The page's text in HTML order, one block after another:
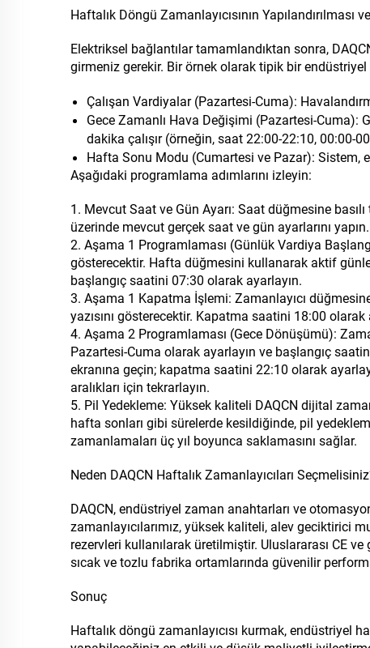
Haftalık Döngü Zamanlayıcısının Yapılandırılması
Elektriksel bağlantılar tamamlandıktan sonra,
girmeniz gerekir. Bir örnek olarak tipik bir endüstriyel
Çalışan Vardiyalar (Pazartesi-Cuma):
Gece Zamanlı Hava Değişimi (Pazartesi-Cuma):
dakika çalışır (örneğin, saat 22:00-22:10, 00:00-
Hafta Sonu Modu (Cumartesi ve Pazar): Sistem,
Aşağıdaki programlama adımlarını izleyin:
1. Mevcut Saat ve Gün Ayarı: Saat düğmesine
üzerinde mevcut gerçek saat ve gün ayarlarını yapın.
2. Aşama 1 Programlaması (Günlük Vardiya
gösterecektir. Hafta düğmesini kullanarak aktif
başlangıç saatini 07:30 olarak ayarlayın.
3. Aşama 1 Kapatma İşlemi: Zamanlayıcı
yazısını gösterecektir. Kapatma saatini 18:00 olarak
4. Aşama 2 Programlaması (Gece Dönüşümü):
Pazartesi-Cuma olarak ayarlayın ve başlangıç
ekranına geçin; kapatma saatini 22:10 olarak
aralıkları için tekrarlayın.
5. Pil Yedekleme: Yüksek kaliteli DAQCN dijital
hafta sonları gibi sürelerde kesildiğinde, pil
zamanlamaları üç yıl boyunca saklamasını sağlar.
Neden DAQCN Haftalık Zamanlayıcıları
DAQCN, endüstriyel zaman anahtarları ve
zamanlayıcılarımız, yüksek kaliteli, alev geciktirici
rezervleri kullanılarak üretilmiştir. Uluslararası CE
sıcak ve tozlu fabrika ortamlarında güvenilir
Sonuç
Haftalık döngü zamanlayıcısı kurmak, endüstriyel